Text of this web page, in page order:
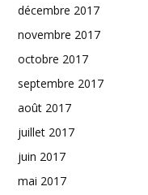
décembre 2017
novembre 2017
octobre 2017
septembre 2017
août 2017
juillet 2017
juin 2017
mai 2017